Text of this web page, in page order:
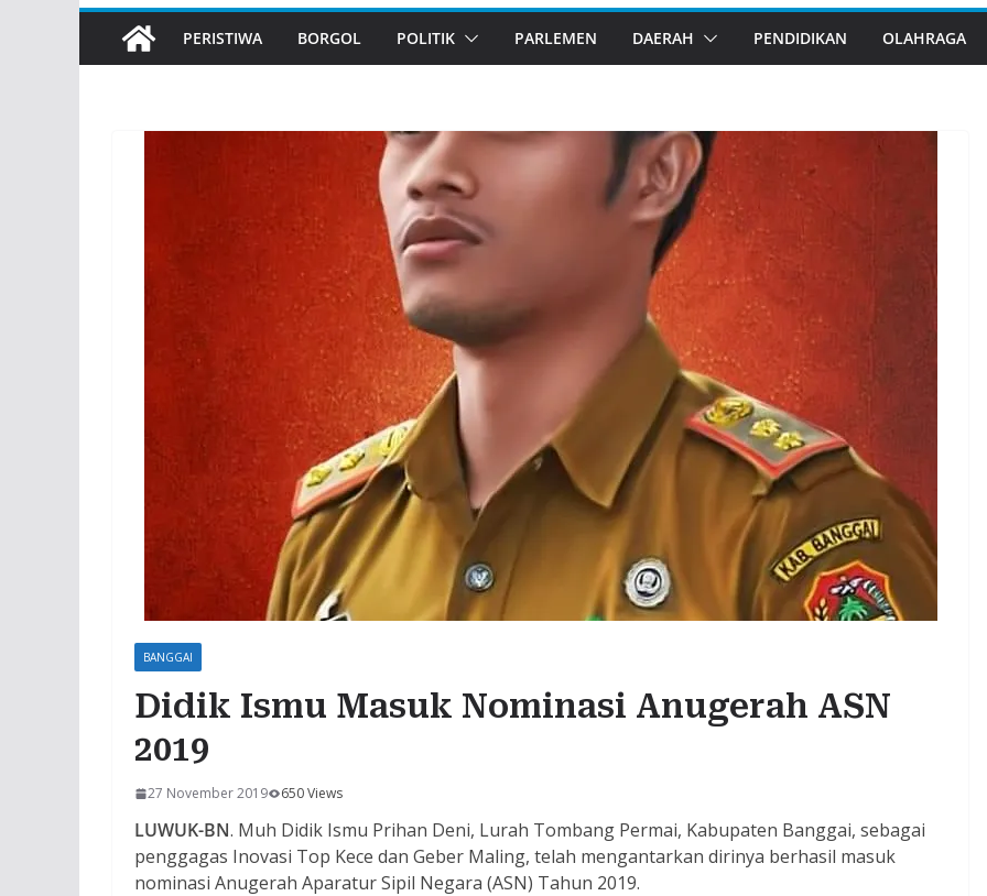
PERISTIWA BORGOL POLITIK PARLEMEN DAERAH PENDIDIKAN OLAHRAGA
BANGGAI
Didik Ismu Masuk Nominasi Anugerah ASN
2019
27 November 2019 650 Views
LUWUK-BN. Muh Didik Ismu Prihan Deni, Lurah Tombang Permai, Kabupaten Banggai, sebagai
penggagas Inovasi Top Kece dan Geber Maling, telah mengantarkan dirinya berhasil masuk
nominasi Anugerah Aparatur Sipil Negara (ASN) Tahun 2019.